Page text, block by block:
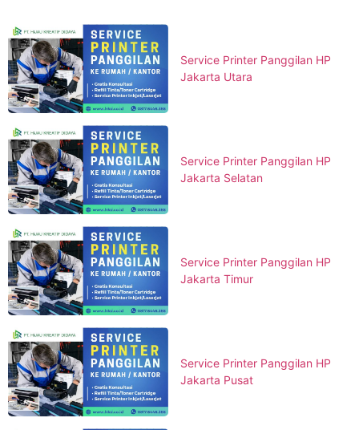
Service Printer Panggilan HP
Jakarta Utara
Service Printer Panggilan HP
Jakarta Selatan
Service Printer Panggilan HP
Jakarta Timur
Service Printer Panggilan HP
Jakarta Pusat